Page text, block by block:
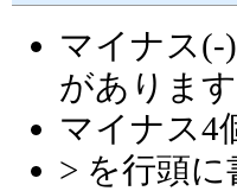
マイナス(-
があります
マイナス4
> を行頭